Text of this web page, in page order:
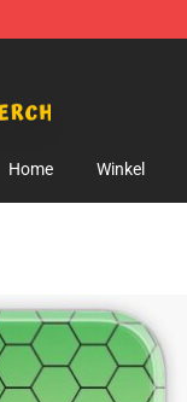
Store
Home Winkel